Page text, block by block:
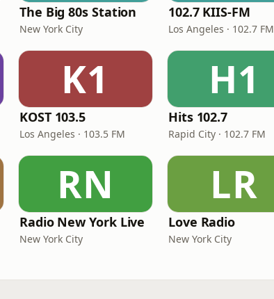
The Big 80s Station
New York City
102.7 KIIS-FM
Los Angeles · 102.7 FM
K1
KOST 103.5
Los Angeles · 103.5 FM
H1
Hits 102.7
Rapid City · 102.7 FM
RN
Radio New York Live
New York City
LR
Love Radio
New York City